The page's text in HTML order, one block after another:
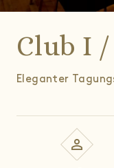
Club I
Eleganter